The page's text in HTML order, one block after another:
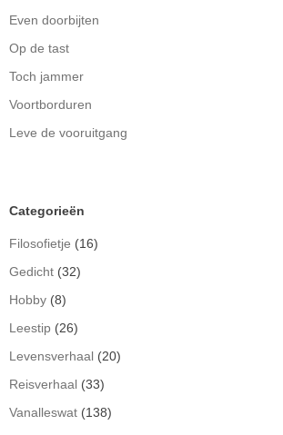
Even doorbijten
Op de tast
Toch jammer
Voortborduren
Leve de vooruitgang
Categorieën
Filosofietje (16)
Gedicht (32)
Hobby (8)
Leestip (26)
Levensverhaal (20)
Reisverhaal (33)
Vanalleswat (138)